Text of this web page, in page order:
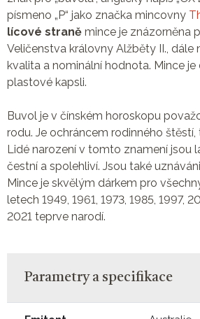
písmeno „P“ jako značka mincovny
lícové straně mince je znázorněna
Veličenstva královny Alžběty II., dále
kvalita a nominální hodnota. Mince
plastové kapsli.
Buvol je v čínském horoskopu
rodu. Je ochráncem rodinného štěstí,
Lidé narození v tomto znamení jsou
čestní a spolehliví. Jsou také
Mince je skvělým dárkem pro
letech 1949, 1961, 1973, 1985, 1997,
2021 teprve narodí.
Parametry a specifikace